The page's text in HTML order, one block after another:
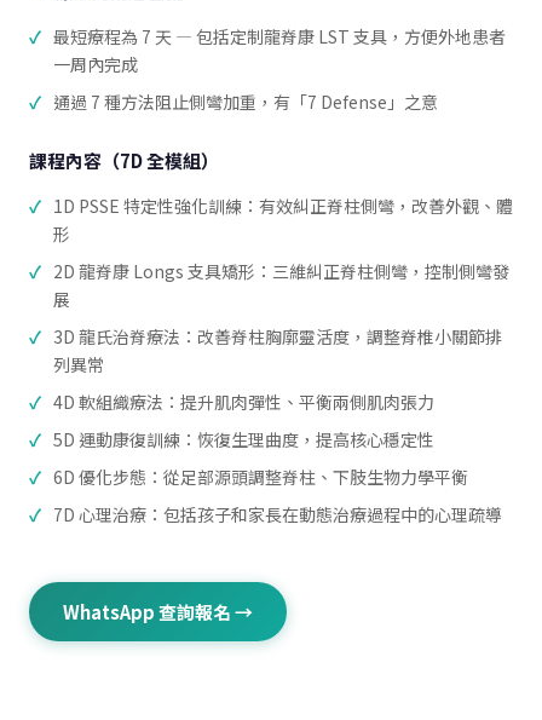
最短療程為 7 天 — 包括定制龍脊康 LST 支具，方便外地患者
一周內完成
通過 7 種方法阻止側彎加重，有「7 Defense」之意
課程內容（7D 全模組）
1D PSSE 特定性強化訓練：有效糾正脊柱側彎，改善外觀、體
形
2D 龍脊康 Longs 支具矯形：三維糾正脊柱側彎，控制側彎發
展
3D 龍氏治脊療法：改善脊柱胸廓靈活度，調整脊椎小關節排
列異常
4D 軟組織療法：提升肌肉彈性、平衡兩側肌肉張力
5D 運動康復訓練：恢復生理曲度，提高核心穩定性
6D 優化步態：從足部源頭調整脊柱、下肢生物力學平衡
7D 心理治療：包括孩子和家長在動態治療過程中的心理疏導
WhatsApp 查詢報名 →